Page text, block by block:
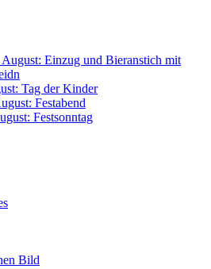
Einzug und Bieranstich mit
Tag der Kinder
Festabend
Festsonntag
Bild